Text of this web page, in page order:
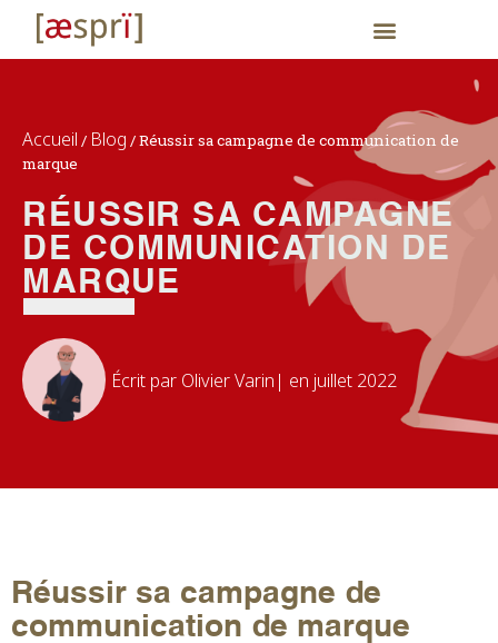
Accueil / Blog /Réussir sa campagne de communication de
marque
RÉUSSIR SA CAMPAGNE
DE COMMUNICATION DE
MARQUE
Écrit par Olivier Varin | en juillet 2022
Réussir sa campagne de
communication de marque